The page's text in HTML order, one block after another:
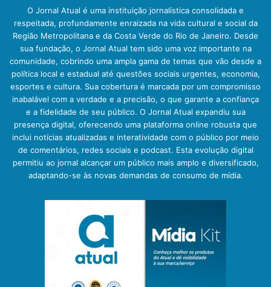
O Jornal Atual é uma instituição jornalística consolidada e
respeitada, profundamente enraizada na vida cultural e social da
Região Metropolitana e da Costa Verde do Rio de Janeiro. Desde
sua fundação, o Jornal Atual tem sido uma voz importante na
comunidade, cobrindo uma ampla gama de temas que vão desde a
política local e estadual até questões sociais urgentes, economia,
esportes e cultura. Sua cobertura é marcada por um compromisso
inabalável com a verdade e a precisão, o que garante a confiança
e a fidelidade de seu público. O Jornal Atual expandiu sua
presença digital, oferecendo uma plataforma online robusta que
inclui notícias atualizadas e interatividade com o público por meio
de comentários, redes sociais e podcast. Esta evolução digital
permitiu ao jornal alcançar um público mais amplo e diversificado,
adaptando-se às novas demandas de consumo de mídia.